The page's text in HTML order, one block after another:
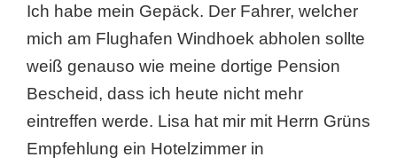
Ich habe mein Gepäck. Der Fahrer, welcher
mich am Flughafen Windhoek abholen sollte
weiß genauso wie meine dortige Pension
Bescheid, dass ich heute nicht mehr
eintreffen werde. Lisa hat mir mit Herrn Grüns
Empfehlung ein Hotelzimmer in